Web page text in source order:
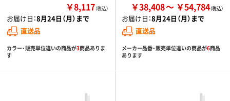
￥8,117（税込）
お届け日：8月24日（月）まで
直送品
カラー・販売単位違いの商品が3商品ありま
す
￥38,408 ￥54,784
お届け日：8月24日（月）まで
直送品
メーカー品番・販売単位違いの商品が6商品
あります